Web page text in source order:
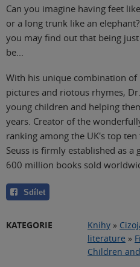
Can you imagine having feet
or a long trunk like an
you may find out that being
be...
With his unique combination of
pictures and riotous rhymes,
young children and helping
years. Creator of the
ranking among the UK's top
Seuss is firmly established as
600 million books sold
Sdílet
KATEGORIE Knihy »
literature »
Children